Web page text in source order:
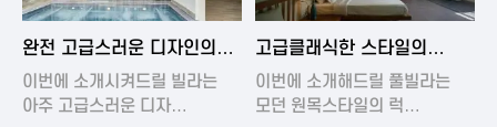
2024-11-19 01:13
완전 고급스러운 디자인의
빌라
이번에 소개시켜드릴 빌라는
아주 고급스러운 디자…
2024-11-19 00:37
고급클래식한 스타일의
럭셔리 풀빌라
이번에 소개해드릴 풀빌라는
모던 원목스타일의 럭…